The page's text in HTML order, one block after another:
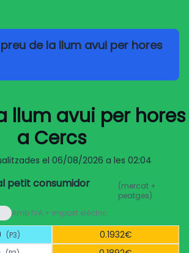
de la llum avui per hores
llum avui per hores
a Cercs
el 06/08/2026 a les 02:04
petit consumidor
(mercat +
peatges)
Amb IVA + impost elèctric
(P3)
0.1932€